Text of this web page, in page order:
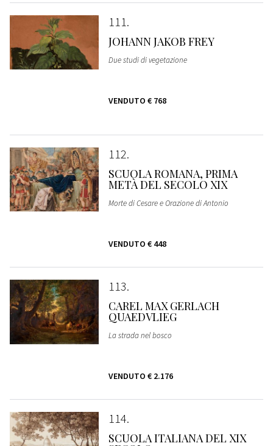
111
JOHANN JAKOB FREY
Due studi di vegetazione
VENDUTO € 768
112
SCUOLA ROMANA, PRIMA
METÀ DEL SECOLO XIX
Morte di Cesare e Orazione di Antonio
VENDUTO € 448
113
CAREL MAX GERLACH
QUAEDVLIEG
La strada nel bosco
VENDUTO € 2.176
114
SCUOLA ITALIANA DEL XIX